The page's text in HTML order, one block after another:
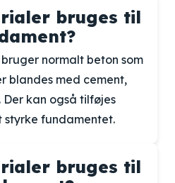
bruges til
normalt beton som
blandes med cement,
kan også tilføjes
styrke fundamentet.
bruges til